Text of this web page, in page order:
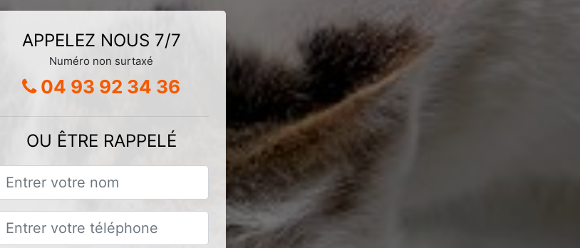
APPELEZ NOUS 7/7
Numéro non surtaxé
04 93 92 34 36
OU ÊTRE RAPPELÉ